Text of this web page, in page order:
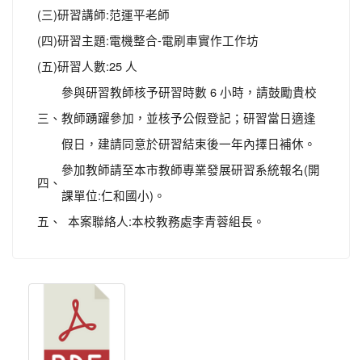
(三)研習講師:范運平老師
(四)研習主題:電機整合-電刷車實作工作坊
(五)研習人數:25 人
三、
參與研習教師核予研習時數 6 小時，請鼓勵貴校
教師踴躍參加，並核予公假登記；研習當日適逢
假日，建請同意於研習結束後一年內擇日補休。
四、
參加教師請至本市教師專業發展研習系統報名(開
課單位:仁和國小)。
五、
本案聯絡人:本校教務處李青蓉組長。